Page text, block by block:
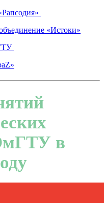
«Истоки»
в